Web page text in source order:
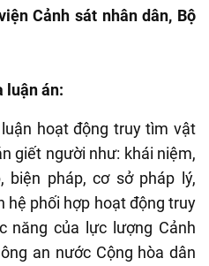
Cảnh sát nhân dân, Bộ
luận án:
hoạt động truy tìm vật
giết người như: khái niệm,
biện pháp, cơ sở pháp lý,
hệ phối hợp hoạt động truy
năng của lực lượng Cảnh
an nước Cộng hòa dân